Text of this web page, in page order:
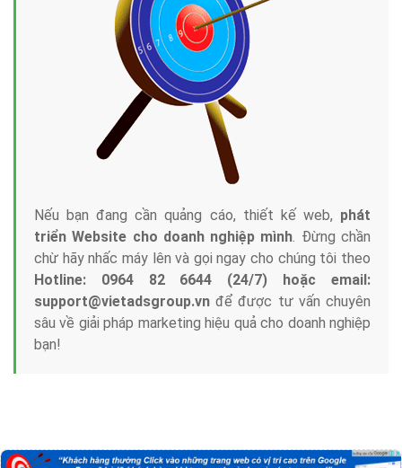
Tại sao chọn công ty Việt Ads làm đối tác
Marketing Online?
Công ty Việt Ads thành lập từ năm 2013
với bề dày kinh nghiệm sẽ tư vấn xây dựng và phát
triển thương hiệu của doanh nghiệp bạn với mức chi
phí mà bạn có thể đầu tư cho marketing online. Đội
ngũ kỹ thuật quảng cáo trực tuyến, SEO, lập trình
Web chuyên sâu trong nghề, được đào tạo bài bản tại
trung tâm marketing online uy tín hàng năm, luôn đem
đến cho khách hàng sản phẩm/ dịch vụ chất
lượng.